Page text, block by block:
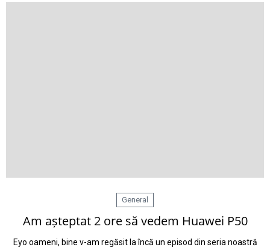
General
Am așteptat 2 ore să vedem Huawei P50
Eyo oameni, bine v-am regăsit la încă un episod din seria noastră